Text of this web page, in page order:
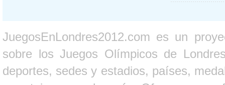
JuegosEnLondres2012.com es un
sobre los Juegos Olímpicos de
deportes, sedes y estadios, países,